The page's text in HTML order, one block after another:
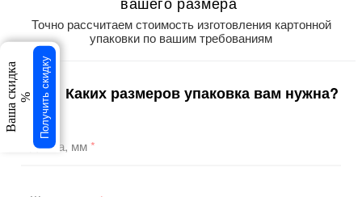
Точно рассчитаем стоимость изготовления картонной
упаковки по вашим требованиям
/3 Каких размеров упаковка вам нужна?
Длина, мм*
Ваша скидка % Получить скидку